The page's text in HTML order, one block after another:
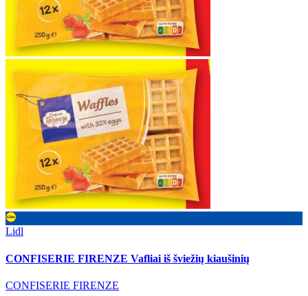
Lidl
CONFISERIE FIRENZE Vafliai iš šviežių kiaušinių
CONFISERIE FIRENZE